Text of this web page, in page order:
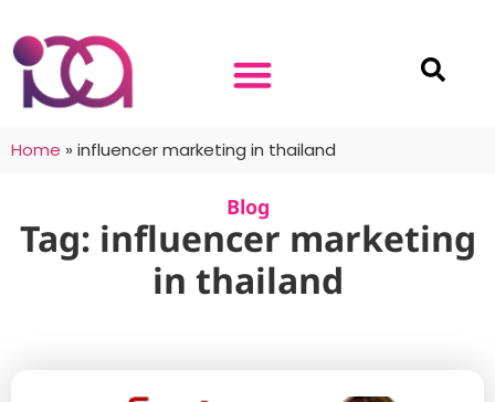
Home » influencer marketing in thailand
Blog
Tag: influencer marketing
in thailand